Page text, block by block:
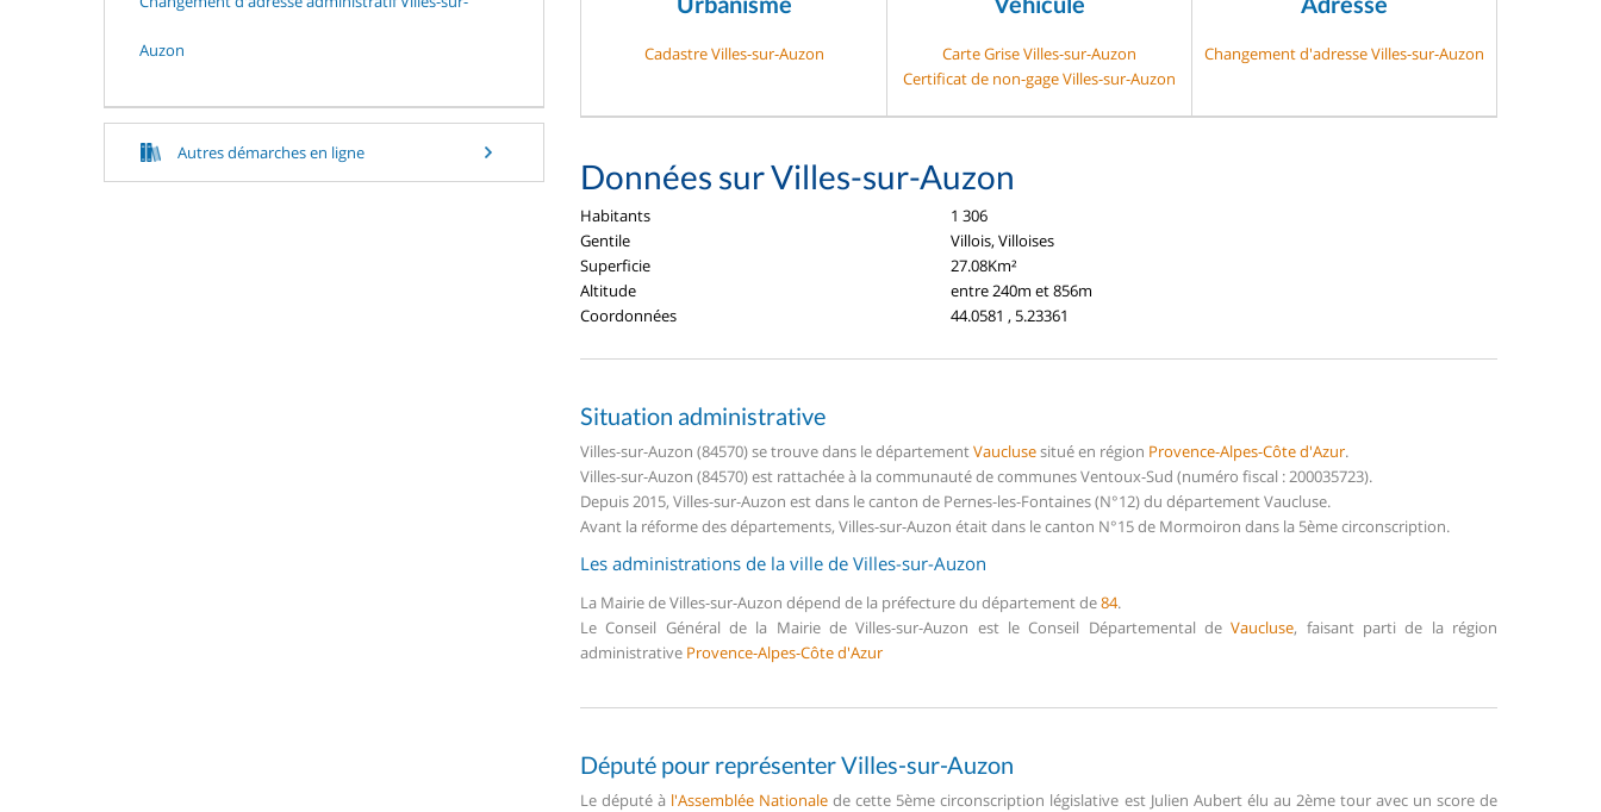
Auzon
Autres démarches en ligne
Cadastre Villes-sur-Auzon
Carte Grise Villes-sur-Auzon
Certificat de non-gage Villes-sur-Auzon
Changement d'adresse Villes-sur-Auzon
Données sur Villes-sur-Auzon
Habitants
1 306
Gentile
Villois, Villoises
Superficie
27.08Km²
Altitude
entre 240m et 856m
Coordonnées
44.0581 , 5.23361
Situation administrative
Villes-sur-Auzon (84570) se trouve dans le départementVauclusesitué en région Provence-Alpes-Côte d'Azur.
Villes-sur-Auzon (84570) est rattachée à la communauté de communes Ventoux-Sud (numéro fiscal : 200035723).
Depuis 2015, Villes-sur-Auzon est dans le canton de Pernes-les-Fontaines (N°12) du département Vaucluse.
Avant la réforme des départements, Villes-sur-Auzon était dans le canton N°15 de Mormoiron dans la 5ème circonscription.
Les administrations de la ville de Villes-sur-Auzon
La Mairie de Villes-sur-Auzon dépend de la préfecture du département de84.
Le Conseil Général de la Mairie de Villes-sur-Auzon est le Conseil Départemental deVaucluse, faisant parti de la région
administrative Provence-Alpes-Côte d'Azur
Député pour représenter Villes-sur-Auzon
Le député à l'Assemblée Nationale de cette 5ème circonscription législative est Julien Aubert élu au 2ème tour avec un score de